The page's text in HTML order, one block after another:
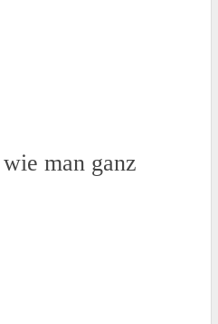
man ganz